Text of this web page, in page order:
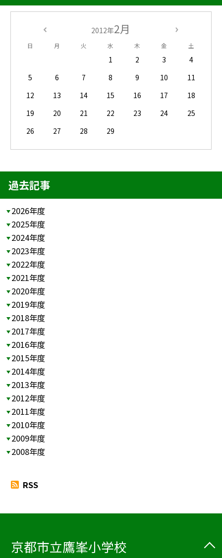
2012年2月
日 月 火 水 木 金 土
1 2 3
4
5
6 7 8 9 10
11
12
13 14 15 16 17
18
19
20 21 22 23 24
25
26
27 28 29
過去記事
2026年度
2025年度
2024年度
2023年度
2022年度
2021年度
2020年度
2019年度
2018年度
2017年度
2016年度
2015年度
2014年度
2013年度
2012年度
2011年度
2010年度
2009年度
2008年度
RSS
京都市立鷹峯小学校